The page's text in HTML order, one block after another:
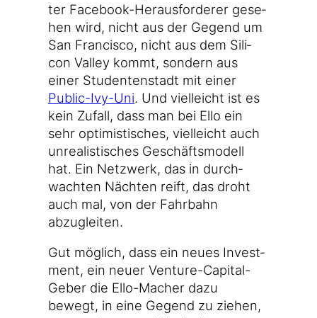
ter Facebook-Herausforderer gese­
hen wird, nicht aus der Gegend um
San Fran­cis­co, nicht aus dem Sili­
con Val­ley kommt, son­dern aus
einer Stu­den­ten­stadt mit einer
Public-Ivy-Uni. Und viel­leicht ist es
kein Zufall, dass man bei Ello ein
sehr opti­mis­ti­sches, viel­leicht auch
unrea­lis­ti­sches Geschäfts­mo­dell
hat. Ein Netz­werk, das in durch­
wach­ten Näch­ten reift, das droht
auch mal, von der Fahr­bahn
abzugleiten.
Gut mög­lich, dass ein neu­es Invest­
ment, ein neu­er Venture-Capital-
Geber die Ello-Macher dazu
bewegt, in eine Gegend zu zie­hen,